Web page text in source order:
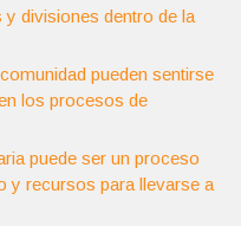
divisiones dentro de la
pueden sentirse
los procesos de
puede ser un proceso
y recursos para llevarse a